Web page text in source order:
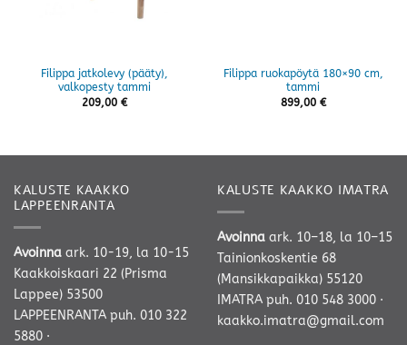
Filippa jatkolevy (pääty),
valkopesty tammi
209,00 €
Filippa ruokapöytä 180×90 cm,
tammi
899,00 €
KALUSTE KAAKKO
LAPPEENRANTA
Avoinna ark. 10-19, la 10-15
Kaakkoiskaari 22 (Prisma
Lappee) 53500
LAPPEENRANTA puh. 010 322
5880 ·
KALUSTE KAAKKO IMATRA
Avoinna ark. 10–18, la 10–15
Tainionkoskentie 68
(Mansikkapaikka) 55120
IMATRA puh. 010 548 3000 ·
kaakko.imatra@gmail.com